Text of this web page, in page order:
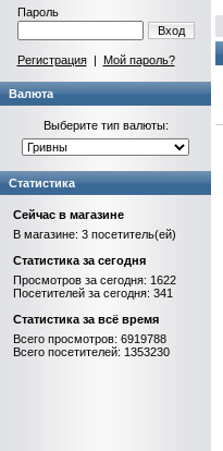
Пароль
Вход
Регистрация| Мой пароль?
Валюта
Выберите тип валюты:
Статистика
Сейчас в магазине
В магазине: 3 посетитель(ей)
Статистика за сегодня
Просмотров за сегодня: 1622
Посетителей за сегодня: 341
Статистика за всё время
Всего просмотров: 6919788
Всего посетителей: 1353230